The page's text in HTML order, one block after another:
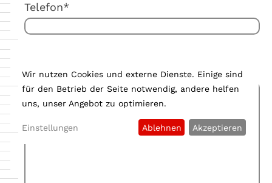
Telefon*
Ihre Anmerkung:
Wir nutzen Cookies und externe Dienste. Einige sind
für den Betrieb der Seite notwendig, andere helfen
uns, unser Angebot zu optimieren.
Einstellungen Ablehnen Akzeptieren